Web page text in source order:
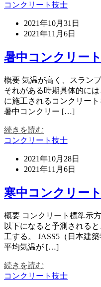
コンクリート技士
2021年10月31日
2021年11月6日
暑中コンクリート
概要 気温が高く、スラン
それがある時期具体的に
に施工されるコンクリー
暑中コンクリー […]
続きを読む
コンクリート技士
2021年10月28日
2021年11月6日
寒中コンクリート
概要 コンクリート標準示
以下になると予測される
工する。 JASS5（日本建
平均気温が […]
続きを読む
コンクリート技士